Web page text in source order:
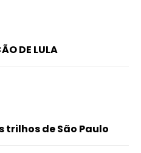
DE LULA
trilhos de São Paulo